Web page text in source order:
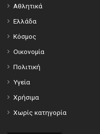
Αθλητικά
Ελλάδα
Κόσμος
Οικονομία
Πολιτική
Υγεία
Χρήσιμα
Χωρίς κατηγορία